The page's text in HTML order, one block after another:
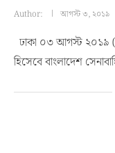
Author: আগস্ট ৩, ২০১৯
ঢাকা ০৩ আগস্ট ২০১৯
হিসেবে বাংলাদেশ